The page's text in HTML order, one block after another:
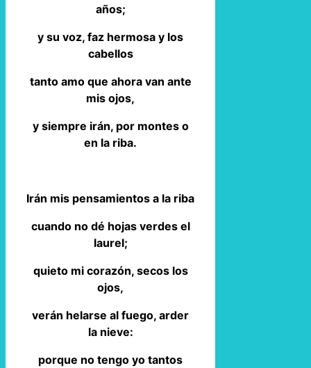
años;
y su voz, faz hermosa y los
cabellos
tanto amo que ahora van ante
mis ojos,
y siempre irán, por montes o
en la riba.
Irán mis pensamientos a la riba
cuando no dé hojas verdes el
laurel;
quieto mi corazón, secos los
ojos,
verán helarse al fuego, arder
la nieve:
porque no tengo yo tantos